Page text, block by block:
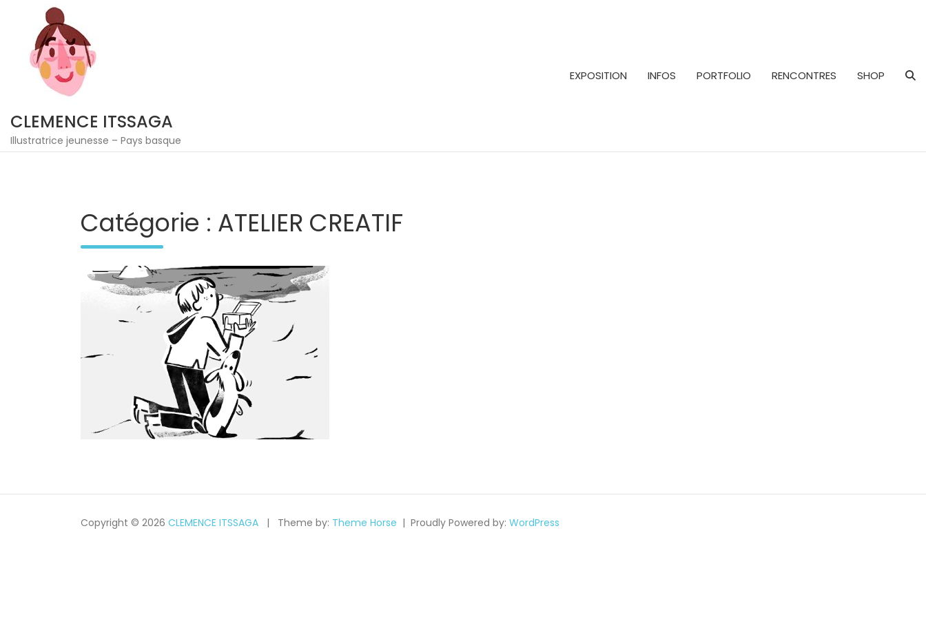
content
CLEMENCE ITSSAGA
Illustratrice jeunesse – Pays basque
EXPOSITION INFOS PORTFOLIO RENCONTRES SHOP
Catégorie : ATELIER CREATIF
Copyright © 2026 CLEMENCE ITSSAGA Theme by: Theme Horse Proudly Powered by: WordPress